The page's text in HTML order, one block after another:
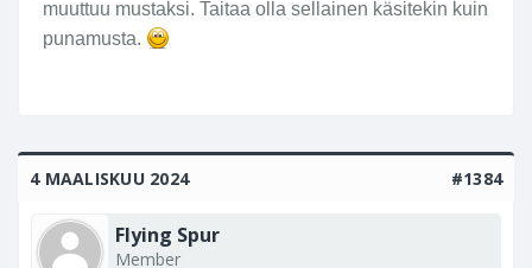
t
ä
u
k
a
a
muuttuu mustaksi. Taitaa olla sellainen käsitekin kuin
punamusta.
4 MAALISKUU 2024 #1384
Flying Spur
Member